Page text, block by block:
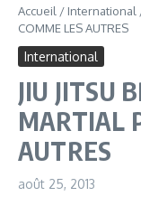
Accueil / International
COMME LES AUTRES
International
JIU JITSU
MARTIAL
AUTRES
août 25, 2013